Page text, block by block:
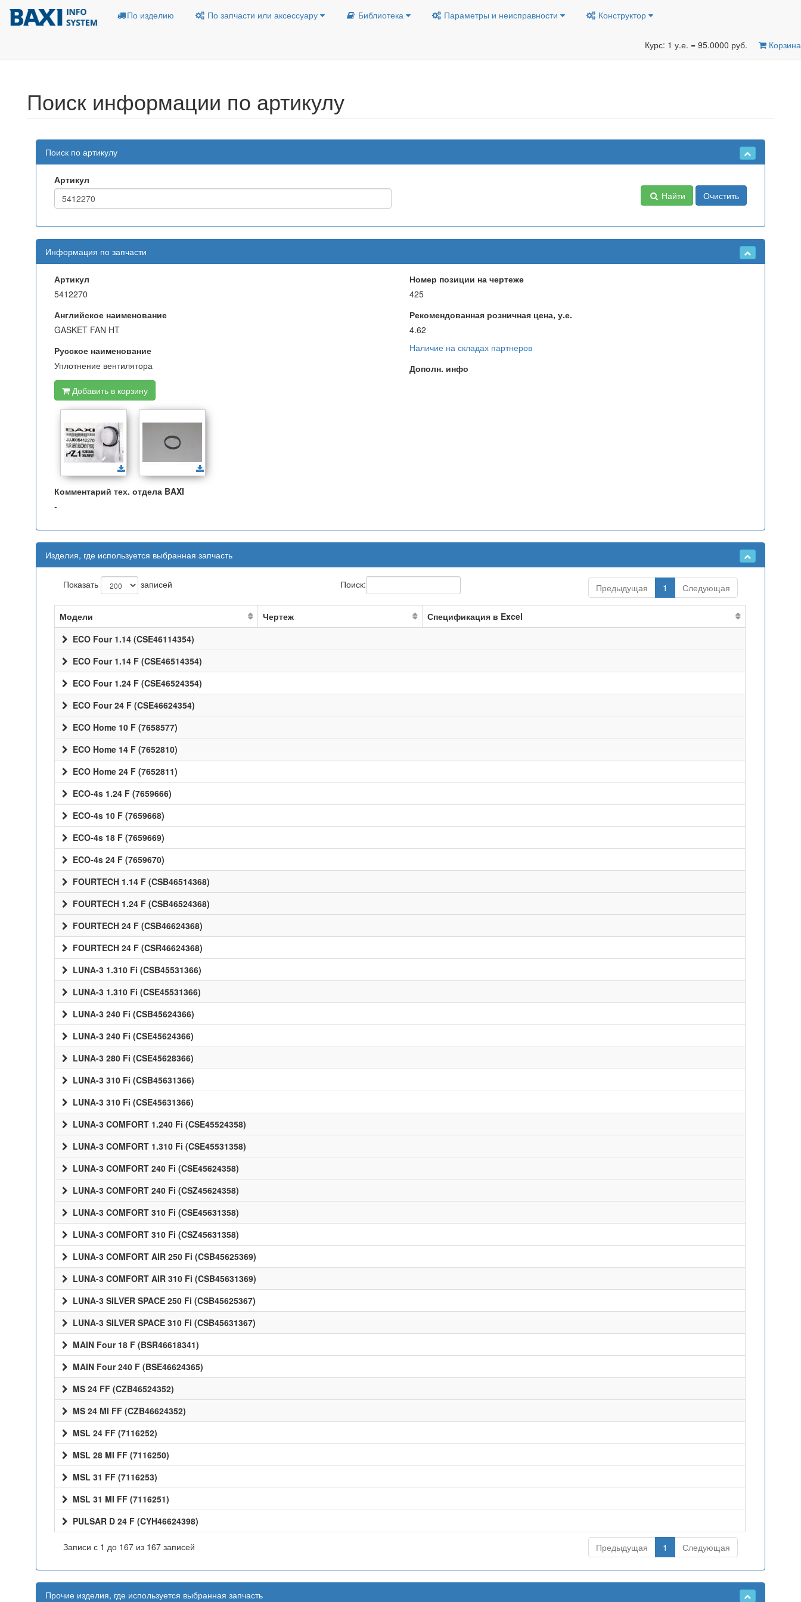
По изделию По запчасти или аксессуару Библиотека Параметры и неисправности Конструктор
Курс: 1 у.е. = 95.0000 руб. Корзина
Поиск информации по артикулу
Поиск по артикулу
Артикул
Найти
Очистить
Информация по запчасти
Артикул
5412270
Английское наименование
GASKET FAN HT
Русское наименование
Уплотнение вентилятора
Добавить в корзину
Номер позиции на чертеже
425
Рекомендованная розничная цена, у.е.
4.62
Наличие на складах партнеров
Дополн. инфо
Комментарий тех. отдела BAXI
-
Изделия, где используется выбранная запчасть
Показать записей Поиск: Предыдущая 1 Следующая
Модели Чертеж
Спецификация в Excel
ECO Four 1.14 (CSE46114354)
ECO Four 1.14 F (CSE46514354)
ECO Four 1.24 F (CSE46524354)
ECO Four 24 F (CSE46624354)
ECO Home 10 F (7658577)
ECO Home 14 F (7652810)
ECO Home 24 F (7652811)
ECO-4s 1.24 F (7659666)
ECO-4s 10 F (7659668)
ECO-4s 18 F (7659669)
ECO-4s 24 F (7659670)
FOURTECH 1.14 F (CSB46514368)
FOURTECH 1.24 F (CSB46524368)
FOURTECH 24 F (CSB46624368)
FOURTECH 24 F (CSR46624368)
LUNA-3 1.310 Fi (CSB45531366)
LUNA-3 1.310 Fi (CSE45531366)
LUNA-3 240 Fi (CSB45624366)
LUNA-3 240 Fi (CSE45624366)
LUNA-3 280 Fi (CSE45628366)
LUNA-3 310 Fi (CSB45631366)
LUNA-3 310 Fi (CSE45631366)
LUNA-3 COMFORT 1.240 Fi (CSE45524358)
LUNA-3 COMFORT 1.310 Fi (CSE45531358)
LUNA-3 COMFORT 240 Fi (CSE45624358)
LUNA-3 COMFORT 240 Fi (CSZ45624358)
LUNA-3 COMFORT 310 Fi (CSE45631358)
LUNA-3 COMFORT 310 Fi (CSZ45631358)
LUNA-3 COMFORT AIR 250 Fi (CSB45625369)
LUNA-3 COMFORT AIR 310 Fi (CSB45631369)
LUNA-3 SILVER SPACE 250 Fi (CSB45625367)
LUNA-3 SILVER SPACE 310 Fi (CSB45631367)
MAIN Four 18 F (BSR46618341)
MAIN Four 240 F (BSE46624365)
MS 24 FF (CZB46524352)
MS 24 MI FF (CZB46624352)
MSL 24 FF (7116252)
MSL 28 MI FF (7116250)
MSL 31 FF (7116253)
MSL 31 MI FF (7116251)
PULSAR D 24 F (CYH46624398)
Записи с 1 до 167 из 167 записей Предыдущая 1 Следующая
Прочие изделия, где используется выбранная запчасть